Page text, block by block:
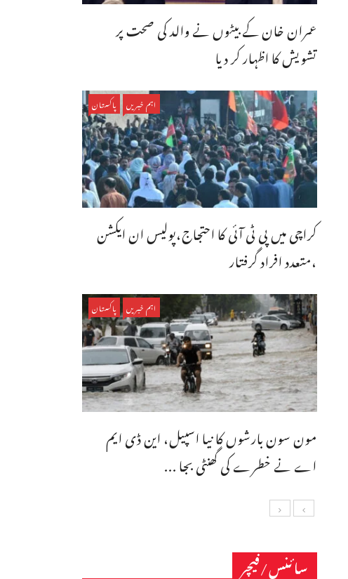
عمران خان کے بیٹوں نے والد کی صحت پر
تشویش کا اظہار کر دیا
اہم خبریں پاکستان
کراچی میں پی ٹی آئی کا احتجاج،پولیس ان ایکشن
،متعدد افراد گرفتار
اہم خبریں پاکستان
مون سون بارشوں کا نیا اسپیل، این ڈی ایم
اے نے خطرے کی گھنٹی بجا ...
سائنس/فیچر